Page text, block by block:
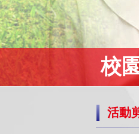
校
活動